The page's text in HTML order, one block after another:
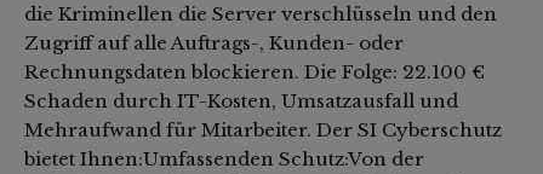
die Kriminellen die Server verschlüsseln und den
Zugriff auf alle Auftrags-, Kunden- oder
Rechnungsdaten blockieren. Die Folge: 22.100 €
Schaden durch IT-Kosten, Umsatzausfall und
Mehraufwand für Mitarbeiter. Der SI Cyberschutz
bietet Ihnen:Umfassenden Schutz:Von der